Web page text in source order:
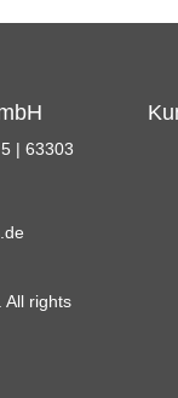
| 63303
All rights